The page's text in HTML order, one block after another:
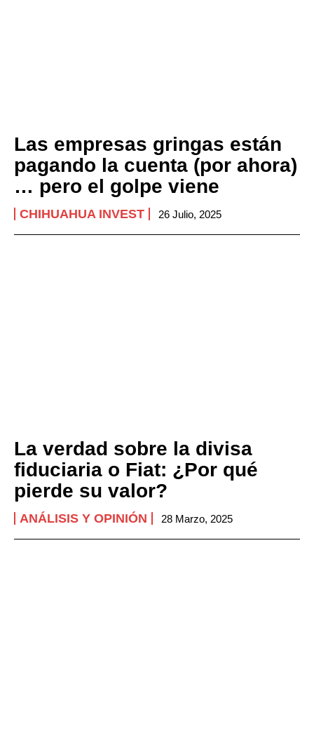
Las empresas gringas están
pagando la cuenta (por ahora)
… pero el golpe viene
CHIHUAHUA INVEST 26 Julio, 2025
La verdad sobre la divisa
fiduciaria o Fiat: ¿Por qué
pierde su valor?
ANÁLISIS Y OPINIÓN 28 Marzo, 2025